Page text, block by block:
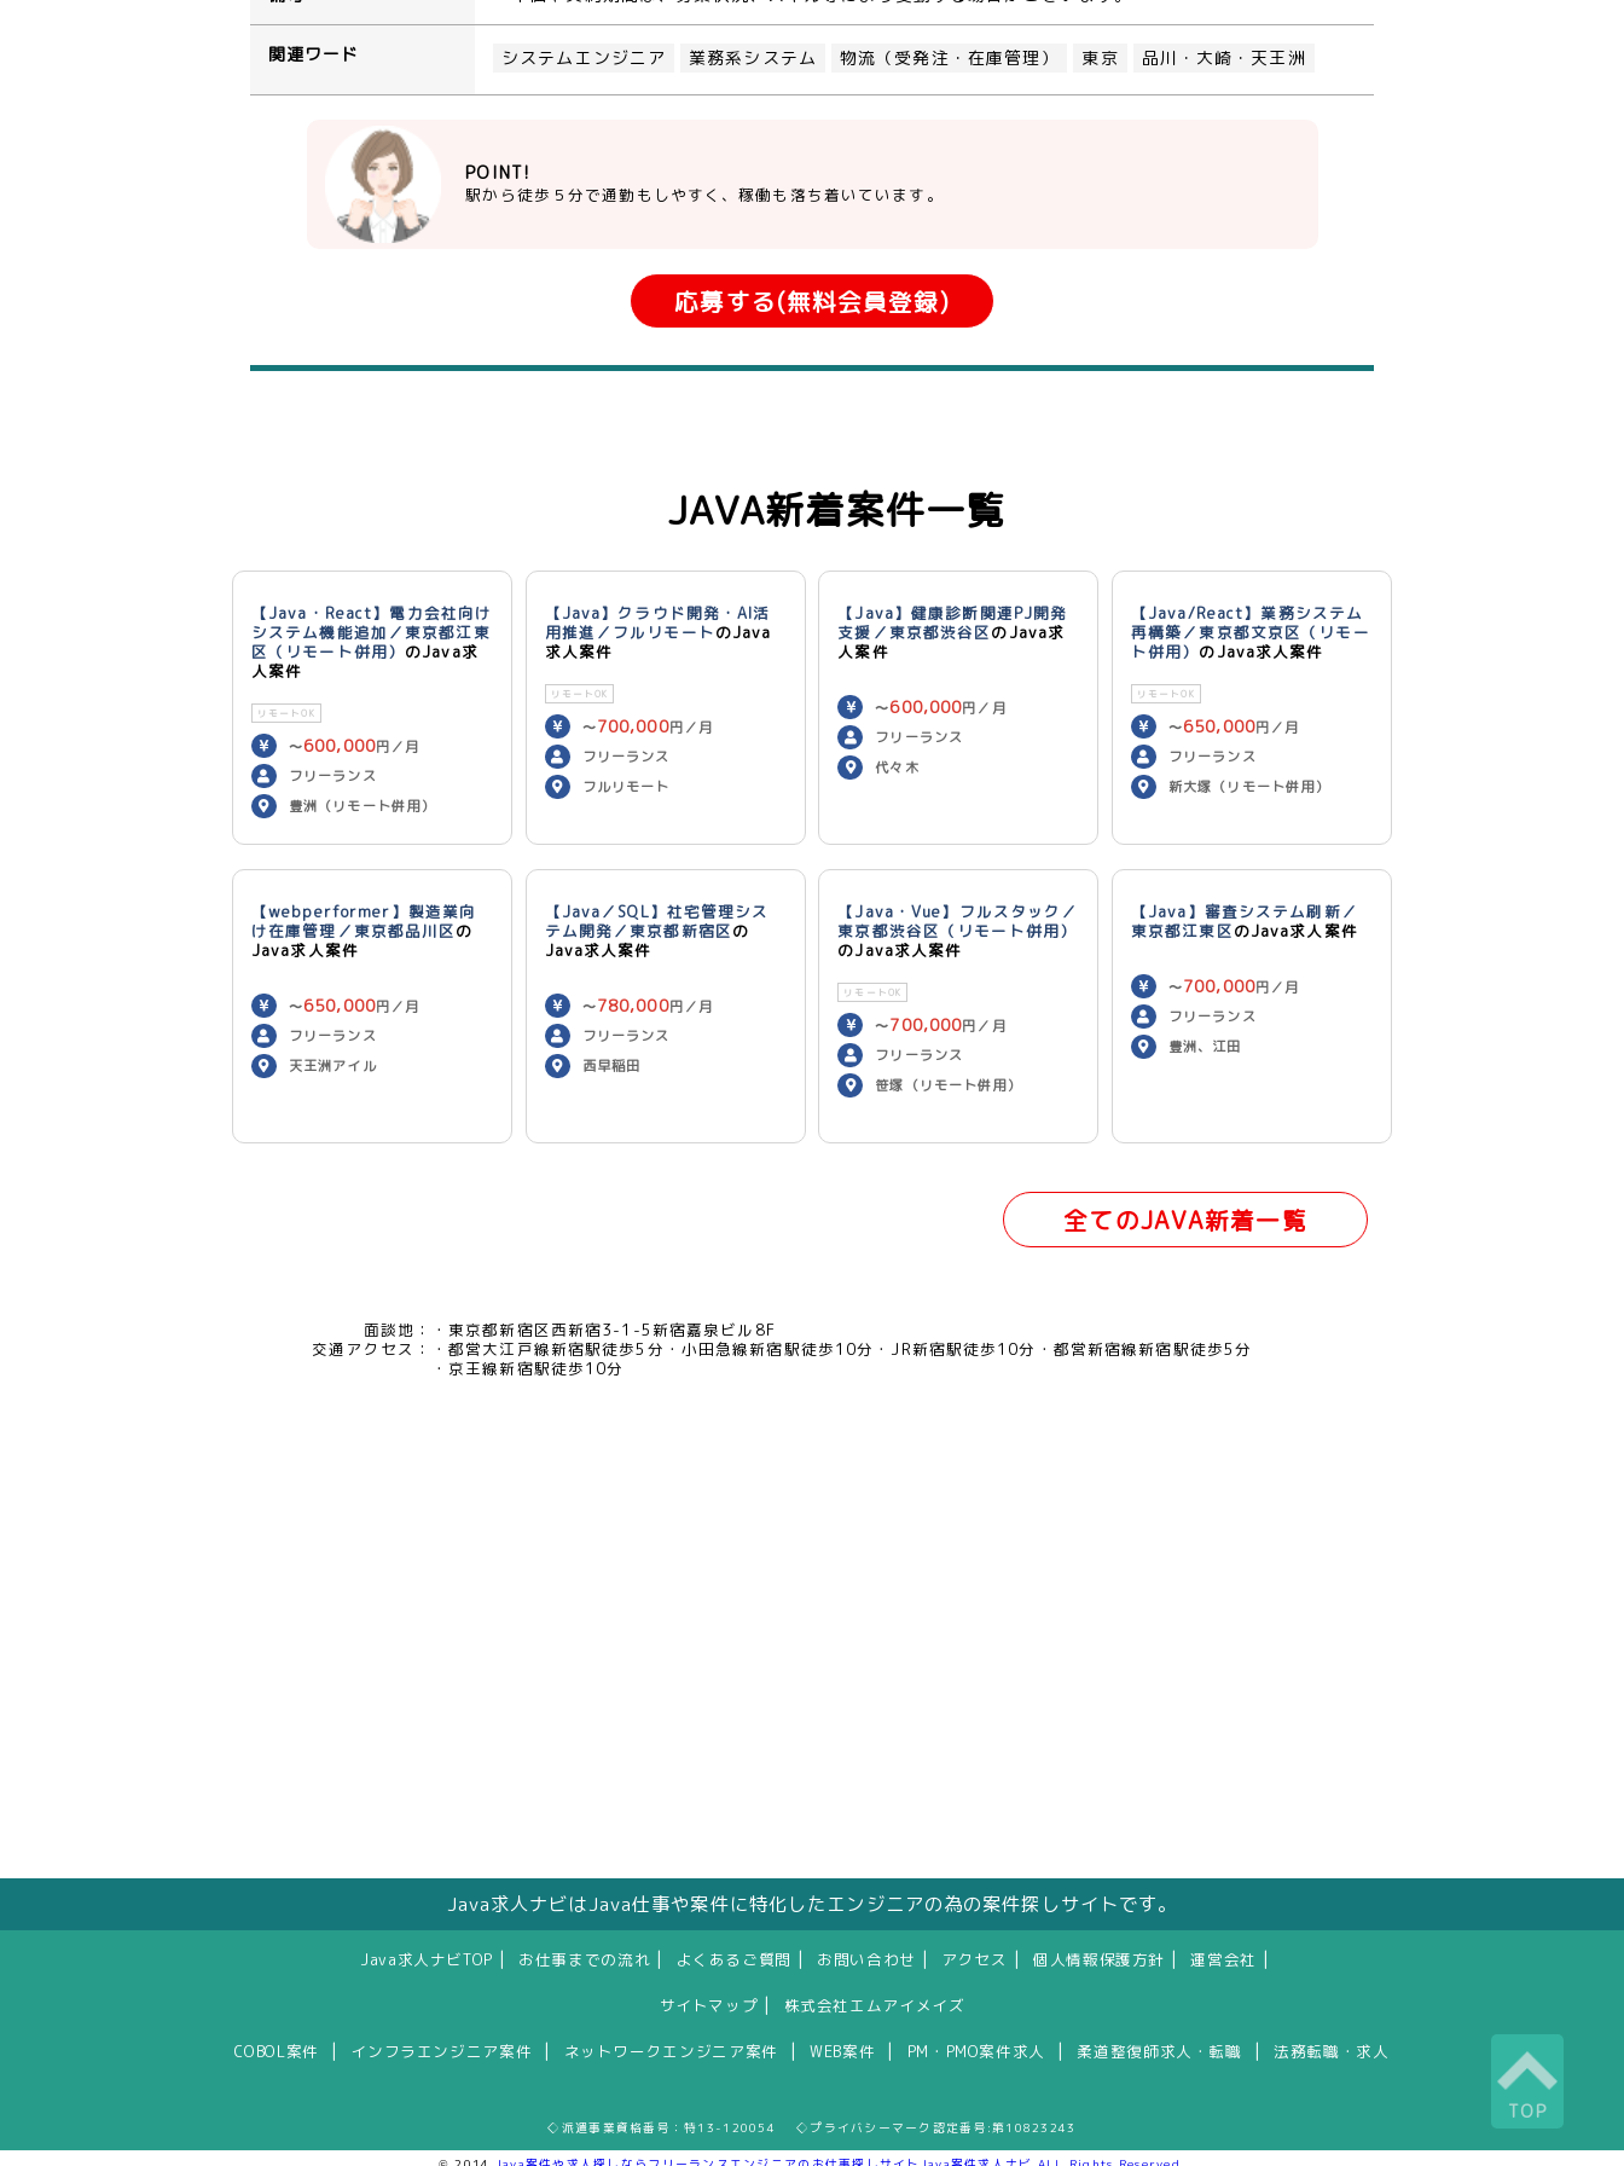
関連ワード システムエンジニア 業務系システム 物流（受発注・在庫管理） 東京 品川・大崎・天王洲
POINT!
駅から徒歩５分で通勤もしやすく、稼働も落ち着いています。
応募する(無料会員登録)
JAVA新着案件一覧
【Java・React】電力会社向け
システム機能追加／東京都江東
区（リモート併用） のJava求
人案件
リモートOK
〜600,000円／月
フリーランス
豊洲（リモート併用）
【Java】クラウド開発・AI活
用推進／フルリモートのJava
求人案件
リモートOK
〜700,000円／月
フリーランス
フルリモート
【Java】健康診断関連PJ開発
支援／東京都渋谷区のJava求
人案件
〜600,000円／月
フリーランス
代々木
【Java/React】業務システム
再構築／東京都文京区（リモー
ト併用） のJava求人案件
リモートOK
〜650,000円／月
フリーランス
新大塚（リモート併用）
【webperformer】製造業向
け在庫管理／東京都品川区の
Java求人案件
〜650,000円／月
フリーランス
天王洲アイル
【Java／SQL】社宅管理シス
テム開発／東京都新宿区の
Java求人案件
〜780,000円／月
フリーランス
西早稲田
【Java・Vue】フルスタック／
東京都渋谷区（リモート併用）
のJava求人案件
リモートOK
〜700,000円／月
フリーランス
笹塚（リモート併用）
【Java】審査システム刷新／
東京都江東区のJava求人案件
〜700,000円／月
フリーランス
豊洲、江田
全てのJAVA新着一覧
面談地：
東京都新宿区西新宿3-1-5新宿嘉泉ビル8F
交通アクセス：
都営大江戸線新宿駅徒歩5分 小田急線新宿駅徒歩10分 JR新宿駅徒歩10分
都営新宿線新宿駅徒歩5分
京王線新宿駅徒歩10分
Java求人ナビはJava仕事や案件に特化したエンジニアの為の案件探しサイトです。
TOP
Java求人ナビTOP お仕事までの流れ よくあるご質問 お問い合わせ アクセス 個人情報保護方針 運営会社
サイトマップ 株式会社エムアイメイズ
COBOL案件 インフラエンジニア案件 ネットワークエンジニア案件 WEB案件 PM・PMO案件求人 柔道整復師求人・転職 法務転職・求人
◇派遣事業資格番号：特13-120054 ◇プライバシーマーク認定番号:第10823243